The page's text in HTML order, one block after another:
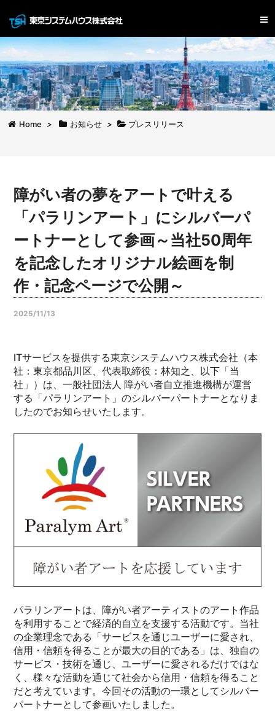
Home > お知らせ > プレスリリース
障がい者の夢をアートで叶える
「パラリンアート」にシルバーパ
ートナーとして参画～当社50周年
を記念したオリジナル絵画を制
作・記念ページで公開～
2025/11/13
ITサービスを提供する東京システムハウス株式会社（本
社：東京都品川区、代表取締役：林知之、以下「当
社」）は、一般社団法人 障がい者自立推進機構が運営
する「パラリンアート」のシルバーパートナーとなりま
したのでお知らせいたします。
パラリンアートは、障がい者アーティストのアート作品
を利用することで経済的自立を支援する活動です。当社
の企業理念である「サービスを通じユーザーに愛され、
信用・信頼を得ることが最大の目的である」は、独自の
サービス・技術を通じ、ユーザーに愛されるだけではな
く、様々な活動を通じて社会から信用・信頼を得ること
だと考えています。今回その活動の一環としてシルバー
パートナーとして参画いたしました。